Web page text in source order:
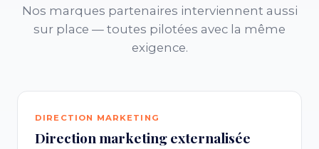
Nos marques partenaires interviennent aussi
sur place — toutes pilotées avec la même
exigence.
DIRECTION MARKETING
Direction marketing externalisée